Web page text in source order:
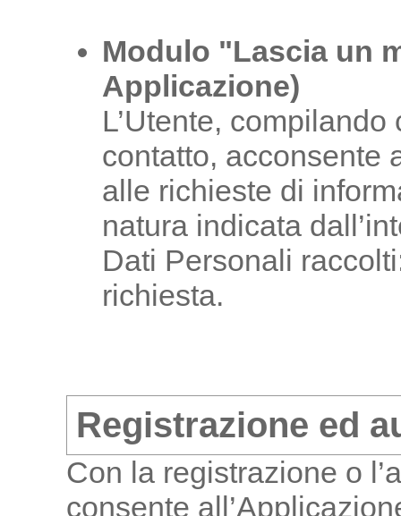
Modulo "Lascia un
Applicazione)
L’Utente,
contatto, acconsente
alle richieste di
natura indicata
Dati Personali
richiesta.
Registrazione ed
Con la registrazione o
consente